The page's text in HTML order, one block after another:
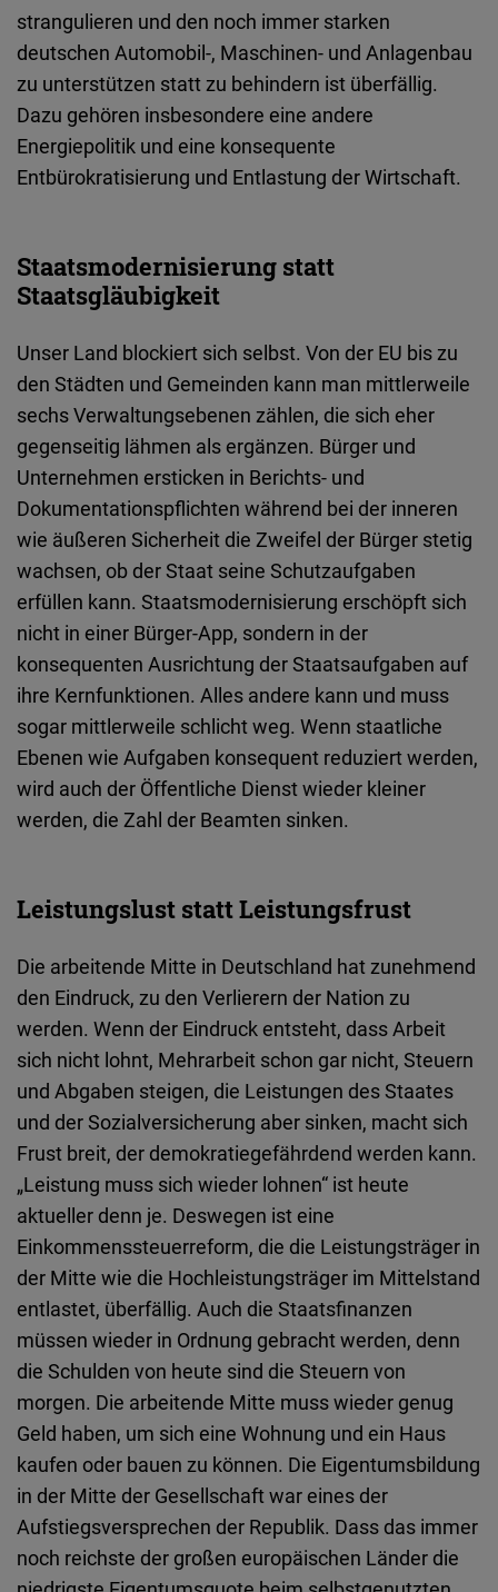
strangulieren und den noch immer starken
deutschen Automobil-, Maschinen- und Anlagenbau
zu unterstützen statt zu behindern ist überfällig.
Dazu gehören insbesondere eine andere
Energiepolitik und eine konsequente
Entbürokratisierung und Entlastung der Wirtschaft.
Staatsmodernisierung statt
Staatsgläubigkeit
Unser Land blockiert sich selbst. Von der EU bis zu
den Städten und Gemeinden kann man mittlerweile
sechs Verwaltungsebenen zählen, die sich eher
gegenseitig lähmen als ergänzen. Bürger und
Unternehmen ersticken in Berichts- und
Dokumentationspflichten während bei der inneren
wie äußeren Sicherheit die Zweifel der Bürger stetig
wachsen, ob der Staat seine Schutzaufgaben
erfüllen kann. Staatsmodernisierung erschöpft sich
nicht in einer Bürger-App, sondern in der
konsequenten Ausrichtung der Staatsaufgaben auf
ihre Kernfunktionen. Alles andere kann und muss
sogar mittlerweile schlicht weg. Wenn staatliche
Ebenen wie Aufgaben konsequent reduziert werden,
wird auch der Öffentliche Dienst wieder kleiner
werden, die Zahl der Beamten sinken.
Leistungslust statt Leistungsfrust
Die arbeitende Mitte in Deutschland hat zunehmend
den Eindruck, zu den Verlierern der Nation zu
werden. Wenn der Eindruck entsteht, dass Arbeit
sich nicht lohnt, Mehrarbeit schon gar nicht, Steuern
und Abgaben steigen, die Leistungen des Staates
und der Sozialversicherung aber sinken, macht sich
Frust breit, der demokratiegefährdend werden kann.
„Leistung muss sich wieder lohnen“ ist heute
aktueller denn je. Deswegen ist eine
Einkommenssteuerreform, die die Leistungsträger in
der Mitte wie die Hochleistungsträger im Mittelstand
entlastet, überfällig. Auch die Staatsfinanzen
müssen wieder in Ordnung gebracht werden, denn
die Schulden von heute sind die Steuern von
morgen. Die arbeitende Mitte muss wieder genug
Geld haben, um sich eine Wohnung und ein Haus
kaufen oder bauen zu können. Die Eigentumsbildung
in der Mitte der Gesellschaft war eines der
Aufstiegsversprechen der Republik. Dass das immer
noch reichste der großen europäischen Länder die